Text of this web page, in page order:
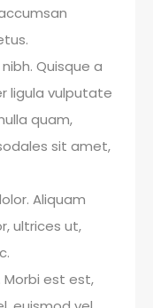
Quisque a
ligula vulputate
quam,
sit amet,
Aliquam
ultrices ut,
Morbi est est,